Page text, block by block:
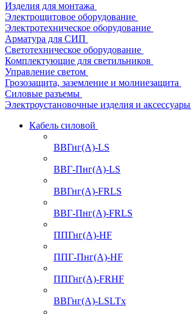
Изделия для монтажа
Электрощитовое оборудование
Электротехническое оборудование
Арматура для СИП
Светотехническое оборудование
Комплектующие для светильников
Управление светом
Грозозащита, заземление и молниезащита
Силовые разъемы
Электроустановочные изделия и аксессуары
Кабель силовой
ВВГнг(А)-LS
ВВГ-Пнг(А)-LS
ВВГнг(А)-FRLS
ВВГ-Пнг(А)-FRLS
ППГнг(А)-HF
ППГ-Пнг(А)-HF
ППГнг(А)-FRHF
ВВГнг(А)-LSLTx